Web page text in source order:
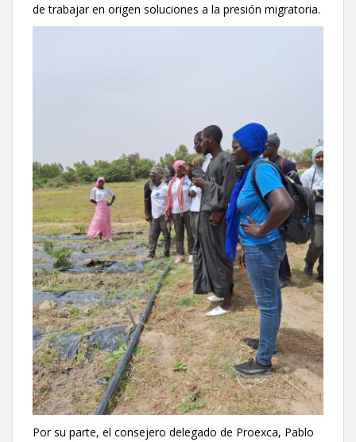
de trabajar en origen soluciones a la presión migratoria.
Por su parte, el consejero delegado de Proexca, Pablo